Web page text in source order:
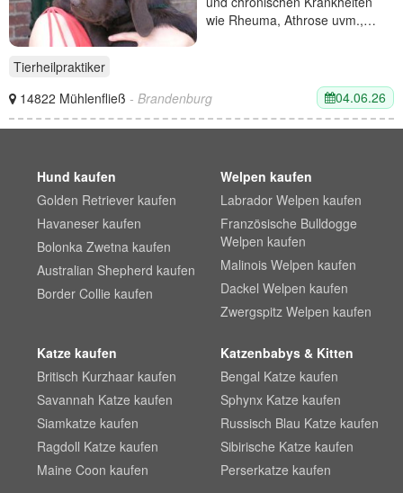
wie Rheuma, Athrose uvm.,…
Tierheilpraktiker
14822 Mühlenfließ - Brandenburg 04.06.26
Hund kaufen
Golden Retriever kaufen
Havaneser kaufen
Bolonka Zwetna kaufen
Australian Shepherd kaufen
Border Collie kaufen
Welpen kaufen
Labrador Welpen kaufen
Französische Bulldogge
Welpen kaufen
Malinois Welpen kaufen
Dackel Welpen kaufen
Zwergspitz Welpen kaufen
Katze kaufen
Britisch Kurzhaar kaufen
Savannah Katze kaufen
Siamkatze kaufen
Ragdoll Katze kaufen
Maine Coon kaufen
Katzenbabys & Kitten
Bengal Katze kaufen
Sphynx Katze kaufen
Russisch Blau Katze kaufen
Sibirische Katze kaufen
Perserkatze kaufen